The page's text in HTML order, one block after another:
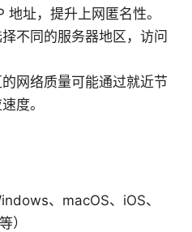
地址，提升上网匿名性。
不同的服务器地区，访问
网络质量可能通过就近节
度。
、macOS、iOS、
）